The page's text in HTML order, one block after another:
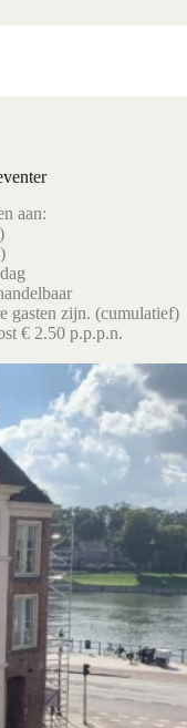
aan:
gasten zijn. (cumulatief)
€ 2.50 p.p.p.n.